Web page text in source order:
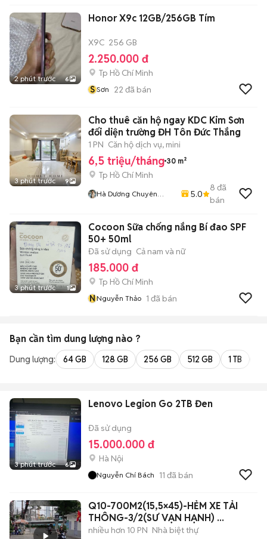
2 phút trước 6
Honor X9c 12GB/256GB Tím
X9C 256 GB
2.250.000 đ
Tp Hồ Chí Minh
S Sơn 22 đã bán
3 phút trước 9
Cho thuê căn hộ ngay KDC Kim Sơn
đối diện trường ĐH Tôn Đức Thắng
1 PN Căn hộ dịch vụ, mini
6,5 triệu/tháng 30 m²
Tp Hồ Chí Minh
Hà Dương Chuyên
5.0
8 đã
bán
3 phút trước 1
Cocoon Sữa chống nắng Bí đao SPF
50+ 50ml
Đã sử dụng Cả nam và nữ
185.000 đ
Tp Hồ Chí Minh
NNguyễn Thảo 1 đã bán
Bạn cần tìm dung lượng nào ?
Dung lượng: 64 GB 128 GB 256 GB 512 GB 1 TB
3 phút trước 6
Lenovo Legion Go 2TB Đen
Đã sử dụng
15.000.000 đ
Hà Nội
Nguyễn Chí Bách 11 đã bán
Q10-700M2(15,5×45)-HẺM XE TẢI
THÔNG-3/2(SƯ VẠN HẠNH) ...
nhiều hơn 10 PN Nhà biệt thự